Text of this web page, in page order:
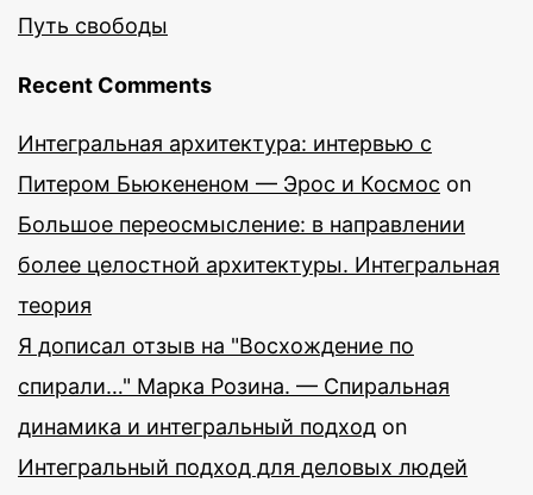
Путь свободы
Recent Comments
Интегральная архитектура: интервью с
Питером Бьюкененом — Эрос и Космос on
Большое переосмысление: в направлении
более целостной архитектуры. Интегральная
теория
Я дописал отзыв на "Восхождение по
спирали…" Марка Розина. — Спиральная
динамика и интегральный подход on
Интегральный подход для деловых людей